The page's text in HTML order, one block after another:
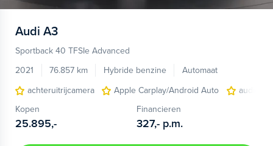
Audi A3
Sportback 40 TFSIe Advanced
2021
76.857 km Hybride benzine
Automaat
achteruitrijcamera
Apple Carplay/Android Auto
audio
Kopen
25.895,-
Financieren
327,- p.m.